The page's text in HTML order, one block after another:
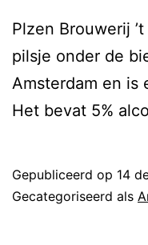
Plzen Brouwerij
pilsje onder de
Amsterdam en is
Het bevat 5%
Gepubliceerd op 14
Gecategoriseerd als